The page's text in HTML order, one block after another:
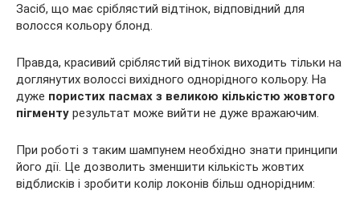
Засіб, що має сріблястий відтінок, відповідний для
волосся кольору блонд.
Правда, красивий сріблястий відтінок виходить тільки на
доглянутих волоссі вихідного однорідного кольору. На
дуже пористих пасмах з великою кількістю жовтого
пігменту результат може вийти не дуже вражаючим.
При роботі з таким шампунем необхідно знати принципи
його дії. Це дозволить зменшити кількість жовтих
відблисків і зробити колір локонів більш однорідним: